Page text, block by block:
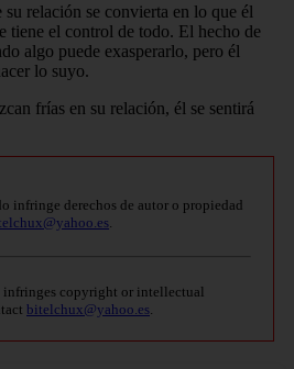
relación se convierta en lo que él
tiene el control de todo. El hecho de
algo puede exasperarlo, pero él
lo suyo.
frías en su relación, él se sentirá
infringe derechos de autor o propiedad
copyright or intellectual
bitelchux@yahoo.es